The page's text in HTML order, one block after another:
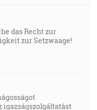
das Recht zur
zur Setzwaage!
igazságszolgáltatást